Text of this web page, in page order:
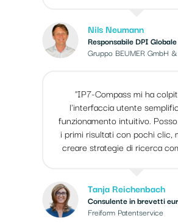
Nils Neumann
Responsabile DPI Globale
Gruppo BEUMER GmbH
"IP7-Compass mi ha
l'interfaccia utente
funzionamento intuitivo.
i primi risultati con pochi clic,
creare strategie di ricerca
Tanja Reichenbach
Consulente in brevetti
Freiform Patentservice